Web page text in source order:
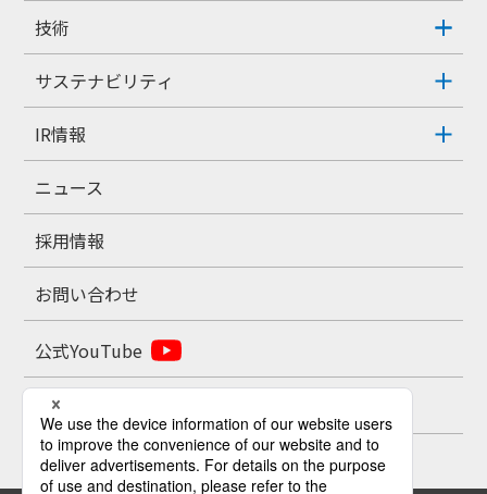
技術
サステナビリティ
IR情報
ニュース
採用情報
お問い合わせ
公式YouTube
公式X